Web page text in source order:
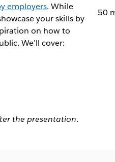
employers. While
your skills by
on how to
We’ll cover:
the presentation.
50